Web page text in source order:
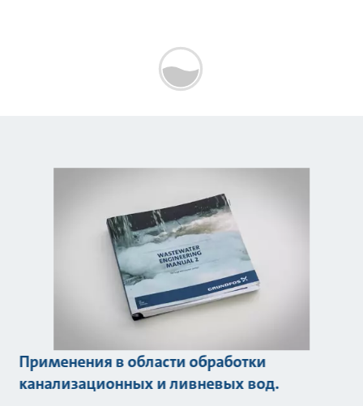
Применения в области обработки
канализационных и ливневых вод.